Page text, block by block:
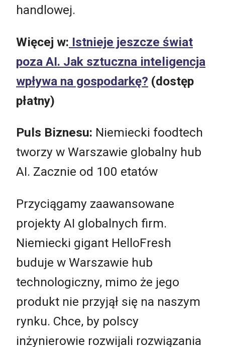
handlowej.
Więcej w: Istnieje jeszcze świat
poza AI. Jak sztuczna inteligencja
wpływa na gospodarkę? (dostęp
płatny)
Puls Biznesu: Niemiecki foodtech
tworzy w Warszawie globalny hub
AI. Zacznie od 100 etatów
Przyciągamy zaawansowane
projekty AI globalnych firm.
Niemiecki gigant HelloFresh
buduje w Warszawie hub
technologiczny, mimo że jego
produkt nie przyjął się na naszym
rynku. Chce, by polscy
inżynierowie rozwijali rozwiązania